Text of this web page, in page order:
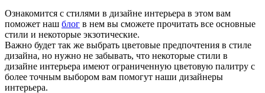
Ознакомится с стилями в дизайне интерьера в этом вам
поможет наш блог в нем вы сможете прочитать все основные
стили и некоторые экзотические.
Важно будет так же выбрать цветовые предпочтения в стиле
дизайна, но нужно не забывать, что некоторые стили в
дизайне интерьера имеют ограниченную цветовую палитру с
более точным выбором вам помогут наши дизайнеры
интерьера.